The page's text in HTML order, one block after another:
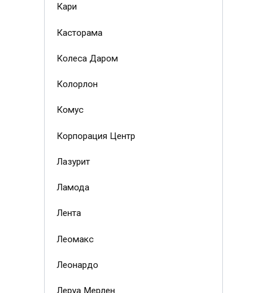
Кари
Касторама
Колеса Даром
Колорлон
Комус
Корпорация Центр
Лазурит
Ламода
Лента
Леомакс
Леонардо
Леруа Мерлен